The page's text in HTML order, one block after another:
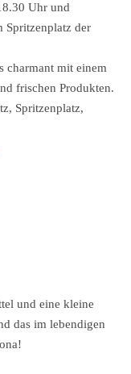
Uhr und
Spritzenplatz der
charmant mit einem
frischen Produkten.
Spritzenplatz,
und eine kleine
das im lebendigen